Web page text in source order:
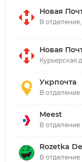
Новая
В
Новая
Курьерская
Укрпочта
В отделение
Meest
В отделение
Rozetka
В отделение